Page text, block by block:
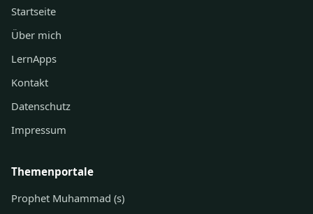
Startseite
Über mich
LernApps
Kontakt
Datenschutz
Impressum
Themenportale
Prophet Muhammad (s)